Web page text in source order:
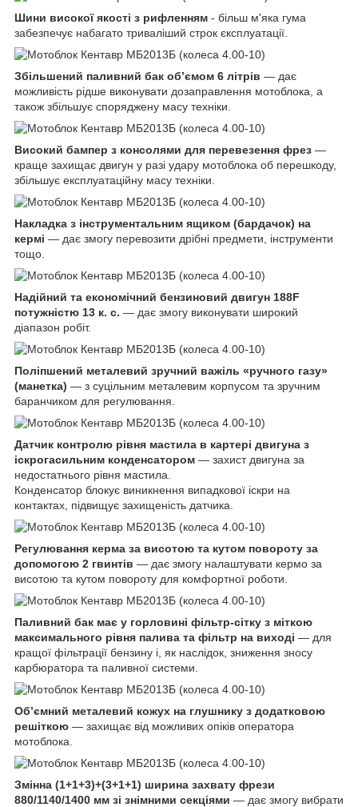
Шини високої якості з рифленням - більш м'яка гума
забезпечує набагато триваліший строк єксплуатації.
Збільшений паливний бак об’ємом 6 літрів — дає
можливість рідше виконувати дозаправлення мотоблока, а
також збільшує споряджену масу техніки.
Високий бампер з консолями для перевезення фрез —
краще захищає двигун у разі удару мотоблока об перешкоду,
збільшує експлуатаційну масу техніки.
Накладка з інструментальним ящиком (бардачок) на
кермі — дає змогу перевозити дрібні предмети, інструменти
тощо.
Надійний та економічний бензиновий двигун 188F
потужністю 13 к. с. — дає змогу виконувати широкий
діапазон робіт.
Поліпшений металевий зручний важіль «ручного газу»
(манетка) — з суцільним металевим корпусом та зручним
баранчиком для регулювання.
Датчик контролю рівня мастила в картері двигуна з
іскрогасильним конденсатором — захист двигуна за
недостатнього рівня мастила.
Конденсатор блокує виникнення випадкової іскри на
контактах, підвищує захищеність датчика.
Регулювання керма за висотою та кутом повороту за
допомогою 2 гвинтів — дає змогу налаштувати кермо за
висотою та кутом повороту для комфортної роботи.
Паливний бак має у горловині фільтр-сітку з міткою
максимального рівня палива та фільтр на виході — для
кращої фільтрації бензину і, як наслідок, зниження зносу
карбюратора та паливної системи.
Об’ємний металевий кожух на глушнику з додатковою
решіткою — захищає від можливих опіків оператора
мотоблока.
Змінна (1+1+3)+(3+1+1) ширина захвату фрези
880/1140/1400 мм зі знімними секціями — дає змогу вибрати